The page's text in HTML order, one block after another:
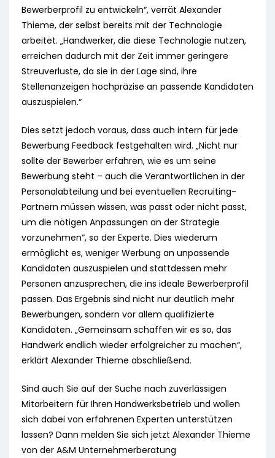
Bewerberprofil zu entwickeln“, verrät Alexander
Thieme, der selbst bereits mit der Technologie
arbeitet. „Handwerker, die diese Technologie nutzen,
erreichen dadurch mit der Zeit immer geringere
Streuverluste, da sie in der Lage sind, ihre
Stellenanzeigen hochpräzise an passende Kandidaten
auszuspielen.“
Dies setzt jedoch voraus, dass auch intern für jede
Bewerbung Feedback festgehalten wird. „Nicht nur
sollte der Bewerber erfahren, wie es um seine
Bewerbung steht – auch die Verantwortlichen in der
Personalabteilung und bei eventuellen Recruiting-
Partnern müssen wissen, was passt oder nicht passt,
um die nötigen Anpassungen an der Strategie
vorzunehmen“, so der Experte. Dies wiederum
ermöglicht es, weniger Werbung an unpassende
Kandidaten auszuspielen und stattdessen mehr
Personen anzusprechen, die ins ideale Bewerberprofil
passen. Das Ergebnis sind nicht nur deutlich mehr
Bewerbungen, sondern vor allem qualifizierte
Kandidaten. „Gemeinsam schaffen wir es so, das
Handwerk endlich wieder erfolgreicher zu machen“,
erklärt Alexander Thieme abschließend.
Sind auch Sie auf der Suche nach zuverlässigen
Mitarbeitern für Ihren Handwerksbetrieb und wollen
sich dabei von erfahrenen Experten unterstützen
lassen? Dann melden Sie sich jetzt Alexander Thieme
von der A&M Unternehmerberatung